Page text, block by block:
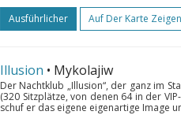
Ausführlicher
Auf Der Karte Zeigen
Illusion • Mykolajiw
Der Nachtklub „Illusion“, der ganz im
(320 Sitzplätze, von denen 64 in der
schuf er das eigene eigenartige Image